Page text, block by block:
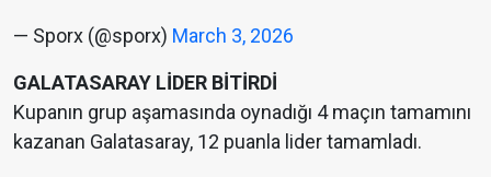
— Sporx (@sporx) March 3, 2026
GALATASARAY LİDER BİTİRDİ
Kupanın grup aşamasında oynadığı 4 maçın tamamını
kazanan Galatasaray, 12 puanla lider tamamladı.